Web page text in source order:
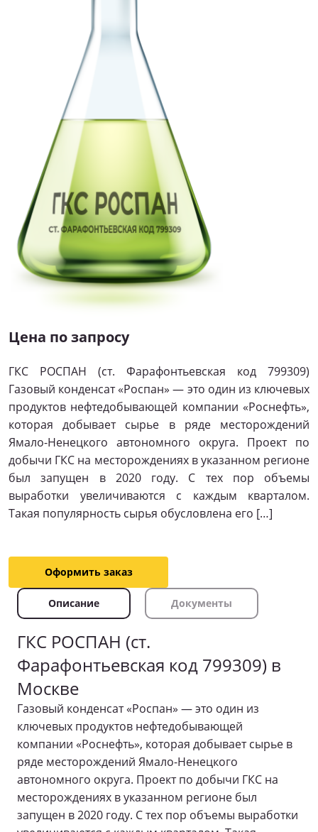
Цена по запросу
ГКС РОСПАН (ст. Фарафонтьевская код 799309)
Газовый конденсат «Роспан» — это один из ключевых
продуктов нефтедобывающей компании «Роснефть»,
которая добывает сырье в ряде месторождений
Ямало-Ненецкого автономного округа. Проект по
добычи ГКС на месторождениях в указанном регионе
был запущен в 2020 году. С тех пор объемы
выработки увеличиваются с каждым кварталом.
Такая популярность сырья обусловлена его […]
Оформить заказ
Описание Документы
ГКС РОСПАН (ст.
Фарафонтьевская код 799309) в
Москве
Газовый конденсат «Роспан» — это один из
ключевых продуктов нефтедобывающей
компании «Роснефть», которая добывает сырье в
ряде месторождений Ямало-Ненецкого
автономного округа. Проект по добычи ГКС на
месторождениях в указанном регионе был
запущен в 2020 году. С тех пор объемы выработки